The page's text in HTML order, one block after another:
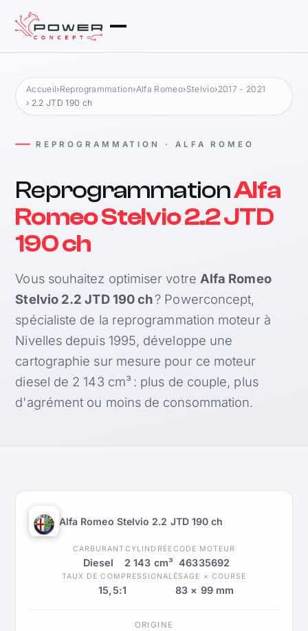
Accueil›Reprogrammation›Alfa Romeo›Stelvio›2017 - 2021
› 2.2 JTD 190 ch
REPROGRAMMATION · ALFA ROMEO
ReprogrammationAlfa
Romeo Stelvio 2.2 JTD
190 ch
Vous souhaitez optimiser votre Alfa Romeo
Stelvio 2.2 JTD 190 ch? Powerconcept,
spécialiste de la reprogrammation moteur à
Nivelles depuis 1995, développe une
cartographie sur mesure pour ce moteur
diesel de 2 143 cm³ : plus de couple, plus
d'agrément ou moins de consommation.
Alfa Romeo Stelvio 2.2 JTD 190 ch
CARBURANT
Diesel
CYLINDRÉE
2 143 cm³
CODE MOTEUR
46335692
TAUX DE COMPRESSION
15,5:1
ALÉSAGE × COURSE
83 × 99 mm
ORIGINE